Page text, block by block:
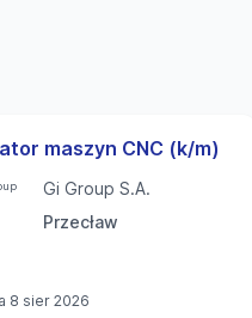
maszyn CNC (k/m)
Gi Group S.A.
Przecław
8 sier 2026